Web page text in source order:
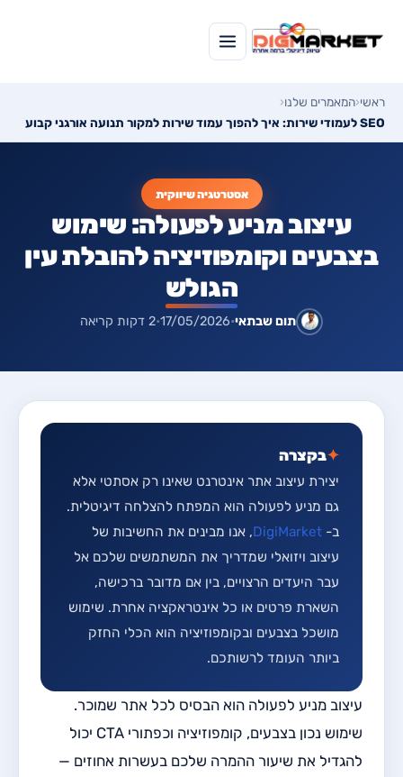
ראשי‹המאמרים שלנו‹
SEO לעמודי שירות: איך להפוך עמוד שירות למקור תנועה אורגני קבוע
אסטרטגיה שיווקית
עיצוב מניע לפעולה: שימוש
בצבעים וקומפוזיציה להובלת עין
הגולש
תום שבתאי•
17/05/2026
•2 דקות קריאה
✦בקצרה
יצירת עיצוב אתר אינטרנט שאינו רק אסתטי אלא
גם מניע לפעולה הוא המפתח להצלחה דיגיטלית.
ב- DigiMarket, אנו מבינים את החשיבות של
עיצוב ויזואלי שמדריך את המשתמשים שלכם אל
עבר היעדים הרצויים, בין אם מדובר ברכישה,
השארת פרטים או כל אינטראקציה אחרת. שימוש
מושכל בצבעים ובקומפוזיציה הוא הכלי החזק
ביותר העומד לרשותכם.
עיצוב מניע לפעולה הוא הבסיס לכל אתר שמוכר.
שימוש נכון בצבעים, קומפוזיציה וכפתורי CTA יכול
להגדיל את שיעור ההמרה שלכם בעשרות אחוזים —